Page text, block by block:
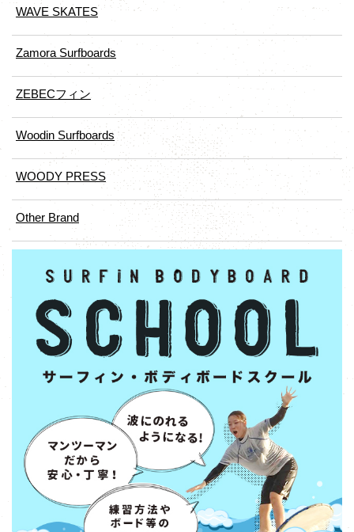
WAVE SKATES
Zamora Surfboards
ZEBECフィン
Woodin Surfboards
WOODY PRESS
Other Brand